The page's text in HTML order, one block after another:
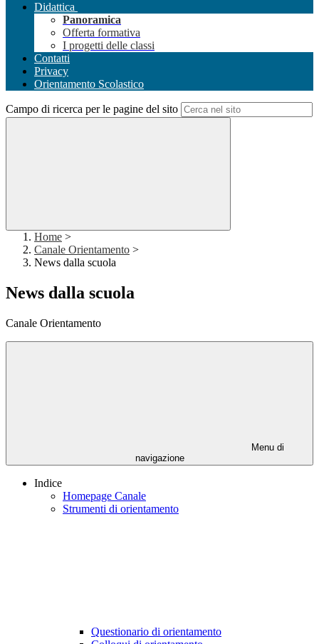
Didattica
Panoramica
Offerta formativa
I progetti delle classi
Contatti
Privacy
Orientamento Scolastico
Campo di ricerca per le pagine del sito
Home >
Canale Orientamento >
News dalla scuola
News dalla scuola
Canale Orientamento
Menu di
navigazione
Indice
Homepage Canale
Strumenti di orientamento
Questionario di orientamento